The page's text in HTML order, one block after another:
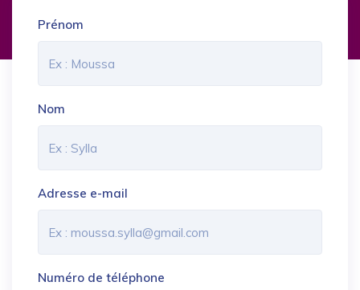
Prénom
Nom
Adresse e-mail
Numéro de téléphone